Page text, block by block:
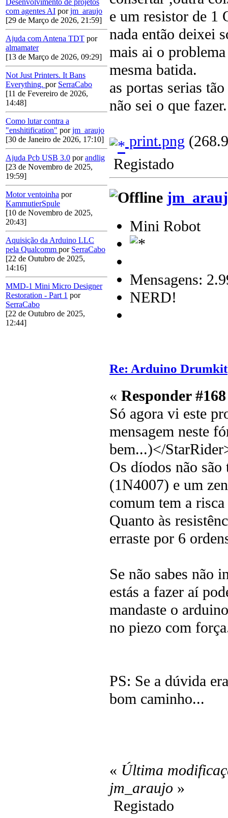
Desenvolvimento de projetos
com agentes AI porjm_araujo
[29 de Março de 2026, 21:59]
Ajuda com Antena TDT por
almamater
[13 de Março de 2026, 09:29]
Not Just Printers. It Bans
Everything. por SerraCabo
[11 de Fevereiro de 2026,
14:48]
Como lutar contra a
"enshitification" porjm_araujo
[30 de Janeiro de 2026, 17:10]
Ajuda Pcb USB 3.0 porandlig
[23 de Novembro de 2025,
19:59]
Motor ventoinha por
KammutierSpule
[10 de Novembro de 2025,
20:43]
Aquisição da Arduino LLC
pela Qualcomm por SerraCabo
[22 de Outubro de 2025,
14:16]
MMD-1 Mini Micro Designer
Restoration - Part 1 por
SerraCabo
[22 de Outubro de 2025,
12:44]
e um resistor de 1
nada então deixei
mais ai o
mesma batida.
as portas serias
não sei o que fazer.
print.png
Registado
Mini Robot
Mensagens:
NERD!
Re: Arduino Drumkit
« Responder
Só agora vi este
mensagem neste
bem...)</
Os díodos não
(1N4007) e um
comum tem a
Quanto às
erraste por 6
Se não sabes não
estás a fazer aí
mandaste o
no piezo com
PS: Se a dúvida
bom caminho...
« Última
jm_araujo »
Registado